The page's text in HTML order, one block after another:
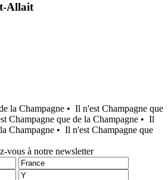
Allait
la Champagne • Il n'est Champagne que
Champagne que de la Champagne • Il
Champagne • Il n'est Champagne que
vous à notre newsletter